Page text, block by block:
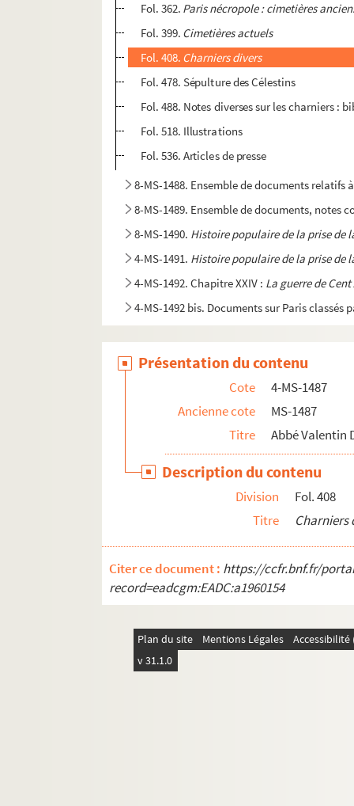
Fol. 362. Paris nécropole : cimetières
Fol. 399. Cimetières actuels
Fol. 408. Charniers divers
Fol. 478. Sépulture des Célestins
Fol. 488. Notes diverses sur les charniers :
Fol. 518. Illustrations
Fol. 536. Articles de presse
8-MS-1488. Ensemble de documents relatifs
8-MS-1489. Ensemble de documents, notes
8-MS-1490. Histoire populaire de la prise de
4-MS-1491. Histoire populaire de la prise de
4-MS-1492. Chapitre XXIV : La guerre de
4-MS-1492 bis. Documents sur Paris classés
Présentation du contenu
Cote
4-MS-1487
Ancienne cote
MS-1487
Titre
Abbé Valentin
Description du contenu
Division
Fol. 408
Titre
Charniers
Citer ce document : https://ccfr.bnf.fr/
record=eadcgm:EADC:a1960154
Plan du site Mentions Légales
v 31.1.0